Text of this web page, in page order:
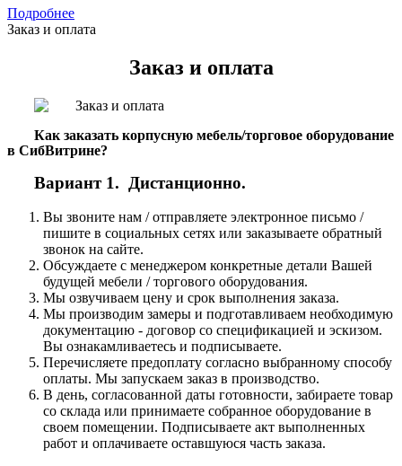
Подробнее
Заказ и оплата
Заказ и оплата
Как заказать корпусную мебель/торговое оборудование
в СибВитрине?
Вариант 1. Дистанционно.
Вы звоните нам / отправляете электронное письмо /
пишите в социальных сетях или заказываете обратный
звонок на сайте.
Обсуждаете с менеджером конкретные детали Вашей
будущей мебели / торгового оборудования.
Мы озвучиваем цену и срок выполнения заказа.
Мы производим замеры и подготавливаем необходимую
документацию - договор со спецификацией и эскизом.
Вы ознакамливаетесь и подписываете.
Перечисляете предоплату согласно выбранному способу
оплаты. Мы запускаем заказ в производство.
В день, согласованной даты готовности, забираете товар
со склада или принимаете собранное оборудование в
своем помещении. Подписываете акт выполненных
работ и оплачиваете оставшуюся часть заказа.